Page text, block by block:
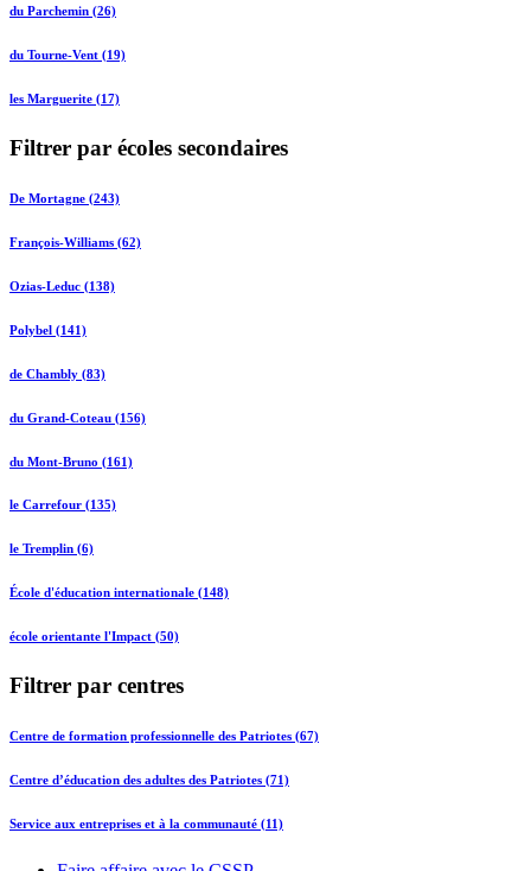
du Parchemin (26)
du Tourne-Vent (19)
les Marguerite (17)
Filtrer par écoles secondaires
De Mortagne (243)
François-Williams (62)
Ozias-Leduc (138)
Polybel (141)
de Chambly (83)
du Grand-Coteau (156)
du Mont-Bruno (161)
le Carrefour (135)
le Tremplin (6)
École d'éducation internationale (148)
école orientante l'Impact (50)
Filtrer par centres
Centre de formation professionnelle des Patriotes (67)
Centre d’éducation des adultes des Patriotes (71)
Service aux entreprises et à la communauté (11)